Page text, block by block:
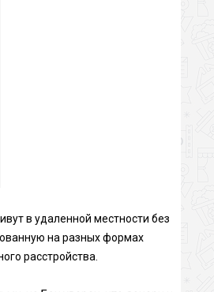
в удаленной местности без
на разных формах
расстройства.